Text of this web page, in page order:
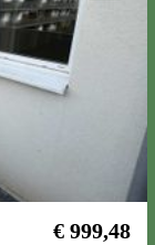
€ 999,48